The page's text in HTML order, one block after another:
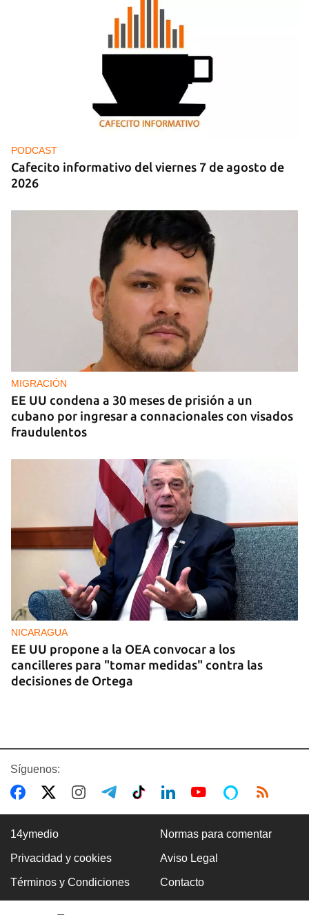
Lluvia para beber, agua contaminada para el día a
PODCAST
Cafecito informativo del viernes 7 de agosto de
2026
MIGRACIÓN
EE UU condena a 30 meses de prisión a un
cubano por ingresar a connacionales con visados
fraudulentos
NICARAGUA
EE UU propone a la OEA convocar a los
cancilleres para "tomar medidas" contra las
decisiones de Ortega
VENEZUELA
Llega a Venezuela Dinorah Figuera para
Síguenos:
14ymedio Normas para comentar
Privacidad y cookies Aviso Legal
Términos y Condiciones Contacto